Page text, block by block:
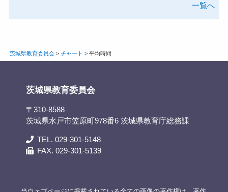
一覧へ
茨城県教育委員会> チャート > 平均時間
茨城県教育委員会
〒310-8588
茨城県水戸市笠原町978番6 茨城県教育庁総務課
TEL. 029-301-5148
FAX. 029-301-5139